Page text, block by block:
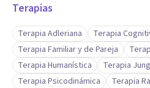
Conductual
Aptitudes
Soy psicóloga con enfoque en
respetuoso, humano y
Terapias
Terapia Adleriana
Terapia
Terapia Familiar y de Pareja
Terapia Humanística
Terapia
Terapia Psicodinámica
Terapia